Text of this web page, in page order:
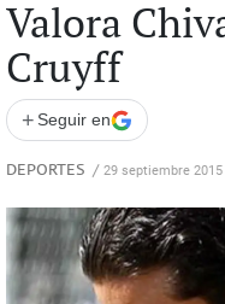
Valora
Cruyff
+ Seguir en
DEPORTES / 29 septiembre 2015